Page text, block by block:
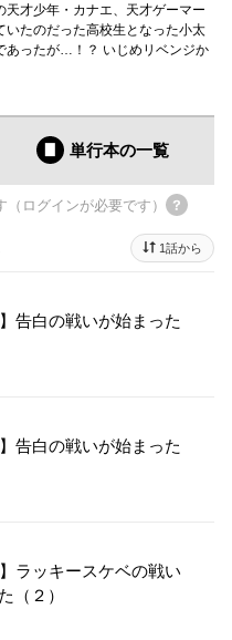
才少年・カナエ、天才ゲーマー
いたのだった高校生となった小太
あったが…！？ いじめリベンジか
単行本の一覧
（ログインが必要です）
1話から
】告白の戦いが始まった
】告白の戦いが始まった
】ラッキースケベの戦い
（２）